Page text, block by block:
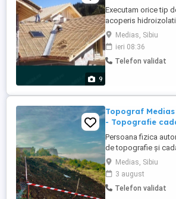
9
Executam orice tip
acoperis
Burlane,culori
necesara pentru a
de acoperis. Tabla
Lindab,Bilka,etc.. -
Medias, Sibiu
ieri 08:36
Telefon validat
Topograf
- Topografie
Persoana fizica
de topografie și
- Trasări limite de
construcții -
Documentatii
intabulări,etc)
Medias, Sibiu
3 august
Telefon validat